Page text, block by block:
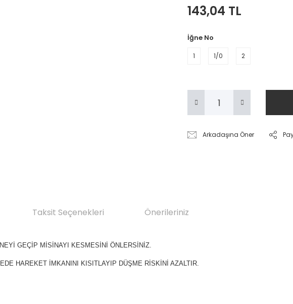
143,04 TL
İğne No
1 1/0 2
Arkadaşına Öner
Taksit Seçenekleri Önerileriniz
GEÇİP MİSİNAYI KESMESİNİ ÖNLERSİNİZ.
HAREKET İMKANINI KISITLAYIP DÜŞME RİSKİNİ AZALTIR.